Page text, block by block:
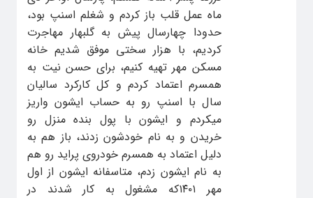
ماه عمل قلب باز کردم و شغلم اسنپ بود،
حدودا چهارسال پیش به گلبهار مهاجرت
کردیم، با هزار سختی موفق شدیم خانه
مسکن مهر تهیه کنیم، برای حسن نیت به
همسرم اعتماد کردم و کل کارکرد سالیان
سال با اسنپ رو به حساب ایشون واریز
میکردم و ایشون با پول بنده منزل رو
خریدن و به نام خودشون زدند، باز هم به
دلیل اعتماد به همسرم خودروی پراید رو هم
به نام ایشون زدم، متاسفانه ایشون از اول
مهر ۱۴۰۱که مشغول به کار شدند در